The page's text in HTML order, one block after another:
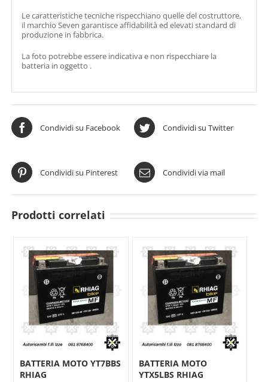
Le caratteristiche tecniche rispecchiano quelle del costruttore,
il marchio Seven garantisce affidabilità ed elevati standard di
produzione in fabbrica.
La foto potrebbe essere indicativa e non rispecchiare la
batteria in oggetto .
Condividi su Facebook Condividi su Twitter
Condividi su Pinterest Condividi via mail
Prodotti correlati
BATTERIA MOTO YT7BBS
RHIAG
BATTERIA MOTO
YTX5LBS RHIAG